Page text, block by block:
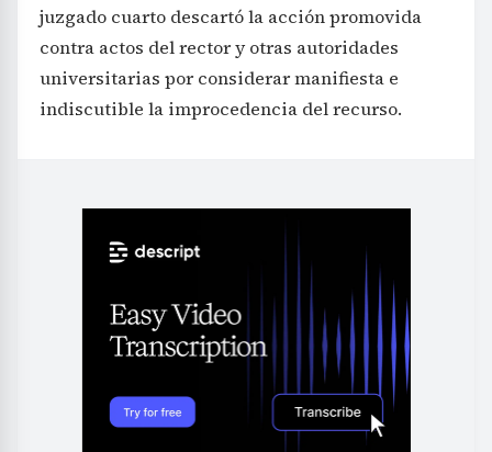
juzgado cuarto descartó la acción promovida
contra actos del rector y otras autoridades
universitarias por considerar manifiesta e
indiscutible la improcedencia del recurso.